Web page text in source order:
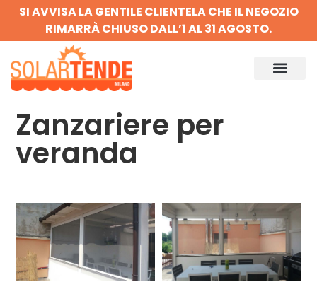
SI AVVISA LA GENTILE CLIENTELA CHE IL NEGOZIO
RIMARRÀ CHIUSO DALL’1 AL 31 AGOSTO.
Zanzariere per
veranda